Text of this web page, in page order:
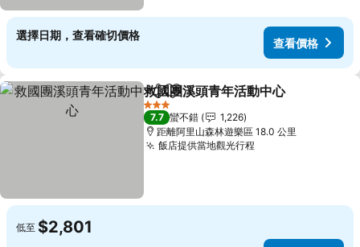
選擇日期，查看確切價格
查看價格
分享 加入我的最愛
救國團溪頭青年活動中心
3 星級
7.7 蠻不錯
1,226
距離阿里山森林遊樂區 18.0 公里
飯店提供當地觀光行程查看價格
低至 $2,801